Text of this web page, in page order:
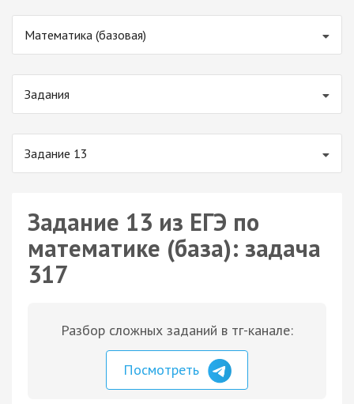
Математика (базовая)
Задания
Задание 13
Задание 13 из ЕГЭ по
математике (база): задача
317
Разбор сложных заданий в тг-канале:
Посмотреть